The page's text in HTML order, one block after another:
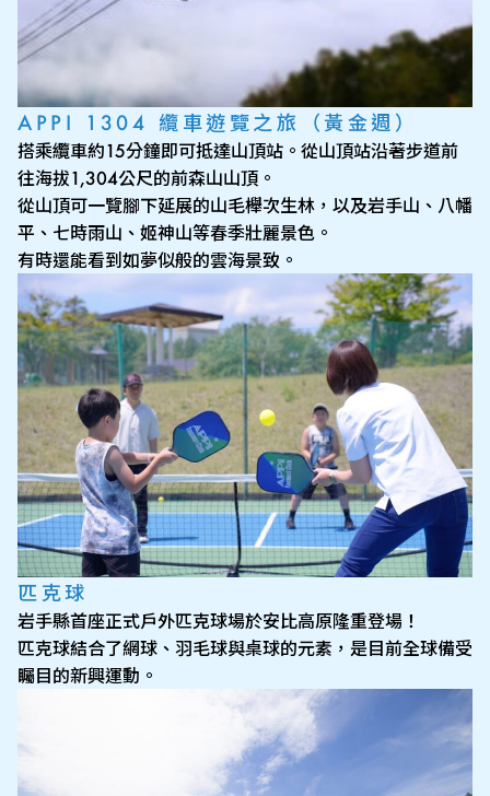
APPI 1304 纜車遊覽之旅（黃金週）
搭乘纜車約15分鐘即可抵達山頂站。從山頂站沿著步道前
往海拔1,304公尺的前森山山頂。
從山頂可一覽腳下延展的山毛櫸次生林，以及岩手山、八幡
平、七時雨山、姬神山等春季壯麗景色。
有時還能看到如夢似般的雲海景致。
匹克球
岩手縣首座正式戶外匹克球場於安比高原隆重登場！
匹克球結合了網球、羽毛球與桌球的元素，是目前全球備受
矚目的新興運動。